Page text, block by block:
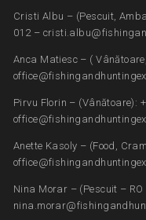
Cristi Albu – (Pescuit,
012 –
Anca Matiesc – (
Pirvu Florin – (Vânătoare):
Anette Kasoly – (Food,
Nina Morar – (Pescuit –